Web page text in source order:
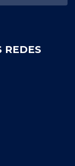
REDES